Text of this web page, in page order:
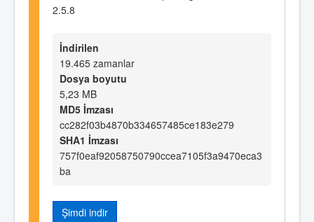
2.5.8
İndirilen
19.465 zamanlar
Dosya boyutu
5,23 MB
MD5 İmzası
cc282f03b4870b334657485ce183e279
SHA1 İmzası
757f0eaf92058750790ccea7105f3a9470eca3
ba
Şimdi indir